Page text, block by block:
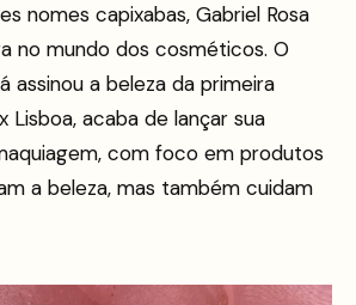
nomes capixabas, Gabriel Rosa
no mundo dos cosméticos. O
assinou a beleza da primeira
Lisboa, acaba de lançar sua
com foco em produtos
a beleza, mas também cuidam